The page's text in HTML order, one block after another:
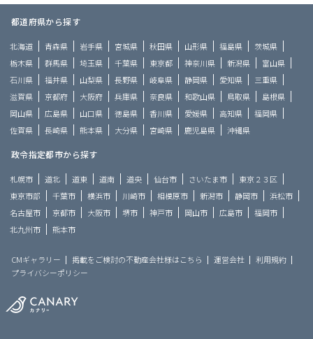
都道府県から探す
北海道 青森県 岩手県 宮城県 秋田県 山形県 福島県
茨城県
栃木県
群馬県 埼玉県 千葉県 東京都 神奈川県 新潟県
富山県
石川県
福井県 山梨県 長野県 岐阜県 静岡県 愛知県
三重県
滋賀県
京都府 大阪府 兵庫県 奈良県 和歌山県 鳥取県
島根県
岡山県
広島県 山口県 徳島県 香川県 愛媛県 高知県
福岡県
佐賀県
長崎県 熊本県 大分県 宮崎県 鹿児島県 沖縄県
政令指定都市から探す
札幌市 道北 道東 道南 道央 仙台市 さいたま市
東京２３区
東京市部
千葉市 横浜市 川崎市 相模原市 新潟市 静岡市
浜松市
名古屋市
京都市 大阪市 堺市 神戸市 岡山市 広島市
福岡市
北九州市
熊本市
CMギャラリー 掲載をご検討の不動産会社様はこちら 運営会社
利用規約
プライバシーポリシー